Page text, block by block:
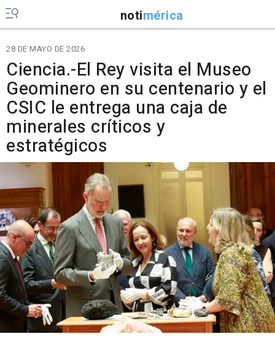
notimérica
28 DE MAYO DE 2026
Ciencia.-El Rey visita el Museo
Geominero en su centenario y el
CSIC le entrega una caja de
minerales críticos y
estratégicos